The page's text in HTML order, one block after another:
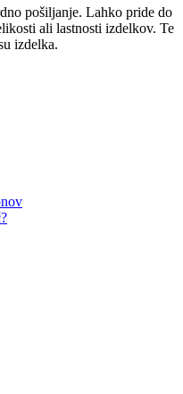
pošiljanje. Lahko pride do
ali lastnosti izdelkov. Te
izdelka.